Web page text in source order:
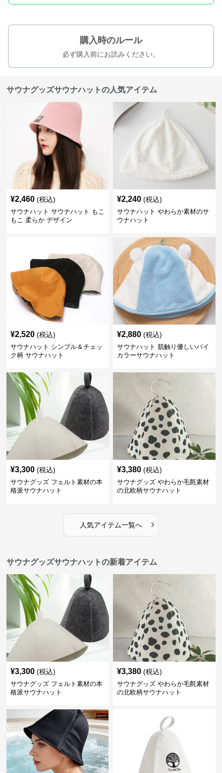
購入時のルール
必ず購入前にお読みください。
サウナグッズサウナハットの人気アイテム
¥2,460 (税込)
サウナハット サウナハット もこ
もこ 柔らか デザイン
¥2,240 (税込)
サウナハット やわらか素材のサ
ウナハット
¥2,520 (税込)
サウナハット シンプル＆チェッ
ク柄 サウナハット
¥2,880 (税込)
サウナハット 肌触り優しいバイ
カラーサウナハット
¥3,300 (税込)
サウナグッズ フェルト素材の本
格派サウナハット
¥3,380 (税込)
サウナグッズ やわらか毛氈素材
の北欧柄サウナハット
人気アイテム一覧へ ›
サウナグッズサウナハットの新着アイテム
¥3,300 (税込)
サウナグッズ フェルト素材の本
格派サウナハット
¥3,380 (税込)
サウナグッズ やわらか毛氈素材
の北欧柄サウナハット